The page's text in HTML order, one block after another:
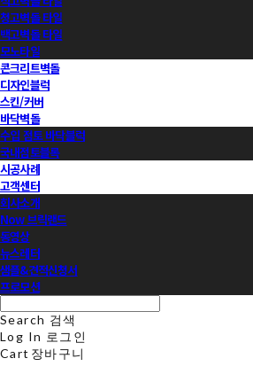
청고벽돌 타일
백고벽돌 타일
모노타일
콘크리트벽돌
디자인블럭
스킨/커버
바닥벽돌
수입 점토 바닥블럭
국내점토블록
시공사례
고객센터
회사소개
Now 브릭랜드
동영상
뉴스레터
샘플&견적신청서
프로모션
Search 검색
Log In 로그인
Cart 장바구니